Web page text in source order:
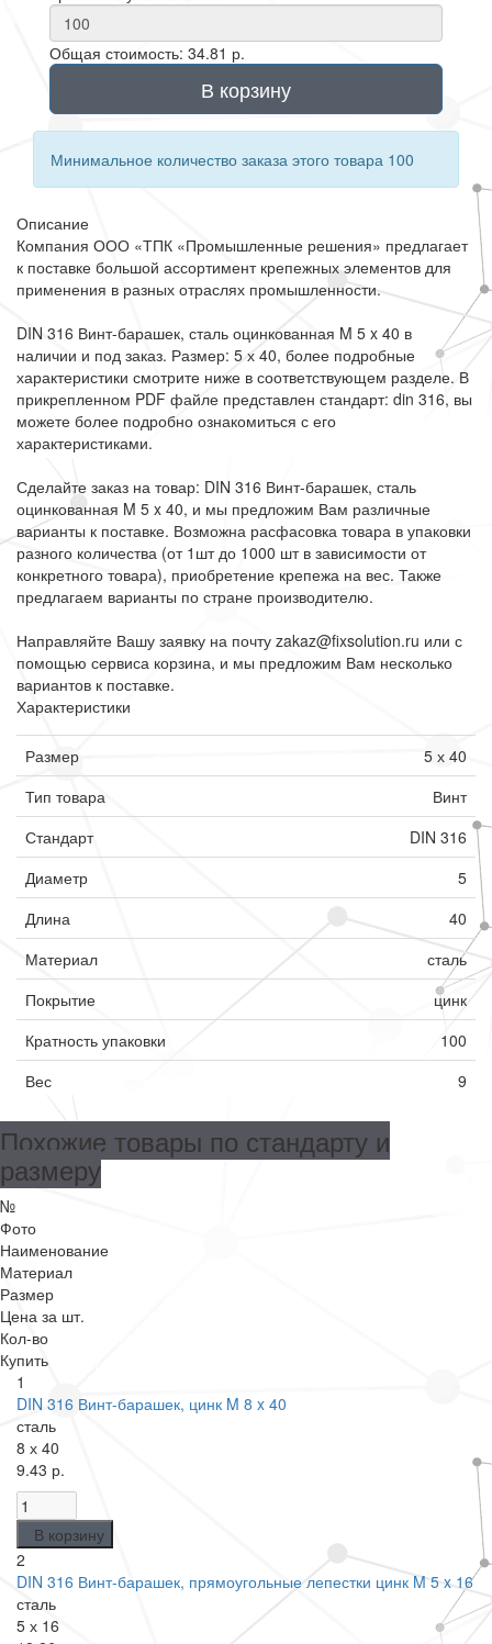
Общая стоимость: 34.81 р.
В корзину
Минимальное количество заказа этого товара 100
Описание
Компания ООО «ТПК «Промышленные решения» предлагает
к поставке большой ассортимент крепежных элементов для
применения в разных отраслях промышленности.
DIN 316 Винт-барашек, сталь оцинкованная M 5 x 40 в
наличии и под заказ. Размер: 5 х 40, более подробные
характеристики смотрите ниже в соответствующем разделе. В
прикрепленном PDF файле представлен стандарт: din 316, вы
можете более подробно ознакомиться с его
характеристиками.
Сделайте заказ на товар: DIN 316 Винт-барашек, сталь
оцинкованная M 5 x 40, и мы предложим Вам различные
варианты к поставке. Возможна расфасовка товара в упаковки
разного количества (от 1шт до 1000 шт в зависимости от
конкретного товара), приобретение крепежа на вес. Также
предлагаем варианты по стране производителю.
Направляйте Вашу заявку на почту zakaz@fixsolution.ru или с
помощью сервиса корзина, и мы предложим Вам несколько
вариантов к поставке.
Характеристики
Размер
5 х 40
Тип товара
Винт
Стандарт
DIN 316
Диаметр
5
Длина
40
Материал
сталь
Покрытие
цинк
Кратность упаковки
100
Вес
9
Похожие товары по стандарту и
размеру
№
Фото
Наименование
Материал
Размер
Цена за шт.
Кол-во
Купить
1
DIN 316 Винт-барашек, цинк M 8 x 40
сталь
8 х 40
9.43 р.
В корзину
2
DIN 316 Винт-барашек, прямоугольные лепестки цинк M 5 x 16
сталь
5 х 16